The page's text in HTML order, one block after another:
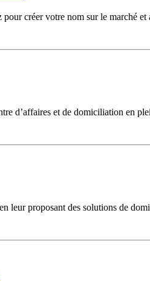
pour créer votre nom sur le marché
d’affaires et de domiciliation en
leur proposant des solutions de